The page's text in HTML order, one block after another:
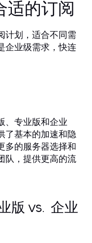
适的订阅
计划，适合不同需
企业级需求，快连
、专业版和企业
了基本的加速和隐
多的服务器选择和
队，提供更高的流
版 vs. 企业